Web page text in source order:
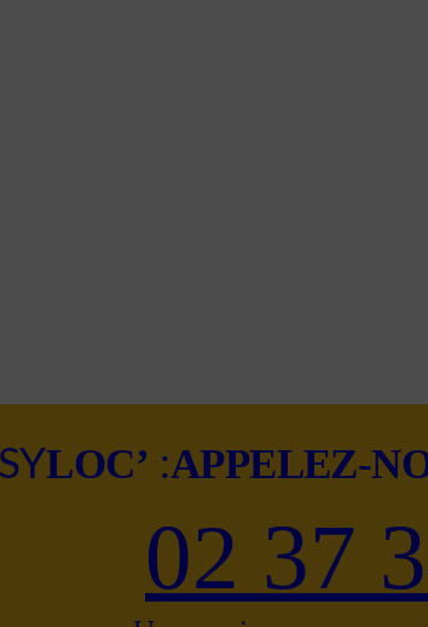
LOC’ :APPELEZ-
02 37